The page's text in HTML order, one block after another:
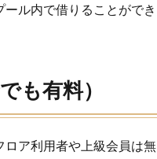
ル内で借りることができ
も有料）
ア利用者や上級会員は無